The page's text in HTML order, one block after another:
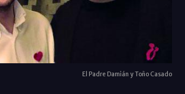
El Padre Damián y Toño Casado